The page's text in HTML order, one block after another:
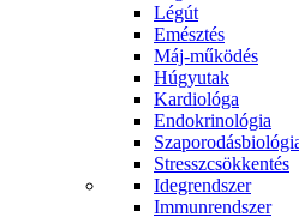
Légút
Emésztés
Máj-működés
Húgyutak
Kardiológa
Endokrinológia
Stresszcsökkentés
Idegrendszer
Immunrendszer